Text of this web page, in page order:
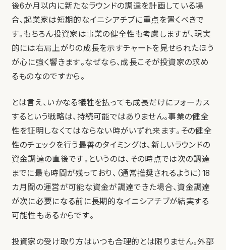
後6か月以内に新たなラウンドの調達を計画している場
合、起業家は短期的なイニシアチブに重点を置くべきで
す。もちろん投資家は事業の健全性も考慮しますが、現実
的には右肩上がりの成長を示すチャートを見せられたほう
が心に強く響きます。なぜなら、成長こそが投資家の求め
るものなのですから。
とは言え、いかなる犠牲を払っても成長だけにフォーカス
するという戦略は、持続可能ではありません。事業の健全
性を証明しなくてはならない時がいずれ来ます。その健全
性のチェックを行う最善のタイミングは、新しいラウンドの
資金調達の直後です。というのは、その時点では次の調達
までに最も時間が残っており、（通常推奨されるように）18
カ月間の運営が可能な資金が調達できた場合、資金調達
が次に必要になる前に長期的なイニシアチブが結実する
可能性もあるからです。
投資家の受け取り方はいつも合理的とは限りません。外部